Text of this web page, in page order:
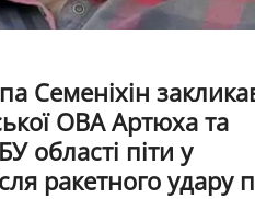
Семеніхін
ОВА Артюха та
області піти у
ракетного удару